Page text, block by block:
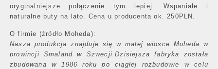
oryginalniejsze połączenie tym lepiej. Wspaniałe i
naturalne buty na lato. Cena u producenta ok. 250PLN.
O firmie (źródło Moheda):
Nasza produkcja znajduje się w małej wiosce Moheda w
prowincji Smaland w Szwecji.Dzisiejsza fabryka została
zbudowana w 1986 roku po ciągłej rozbudowie w celu